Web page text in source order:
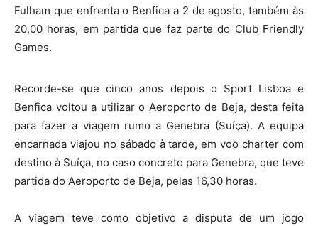
Fulham que enfrenta o Benfica a 2 de agosto, também às
20,00 horas, em partida que faz parte do Club Friendly
Games.
Recorde-se que cinco anos depois o Sport Lisboa e
Benfica voltou a utilizar o Aeroporto de Beja, desta feita
para fazer a viagem rumo a Genebra (Suíça). A equipa
encarnada viajou no sábado à tarde, em voo charter com
destino à Suíça, no caso concreto para Genebra, que teve
partida do Aeroporto de Beja, pelas 16,30 horas.
A viagem teve como objetivo a disputa de um jogo